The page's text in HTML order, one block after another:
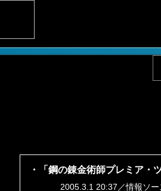
・「鋼の錬金術師プレミア・
2005.3.1 20:37／情報ソー